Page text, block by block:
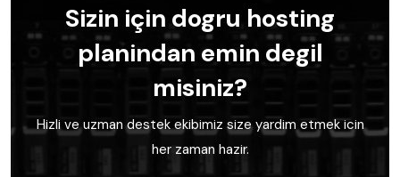
Sizin için dogru hosting
planindan emin degil
misiniz?
Hizli ve uzman destek ekibimiz size yardim etmek icin
her zaman hazir.